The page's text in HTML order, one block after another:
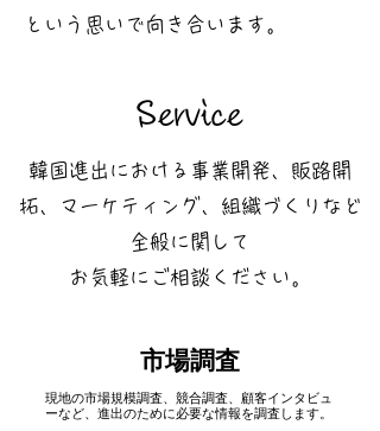
という思いで向き合います。
Service
韓国進出における事業開発、販路開
拓、マーケティング、組織づくりなど
全般に関して
お気軽にご相談ください。
市場調査
現地の市場規模調査、競合調査、顧客インタビュ
ーなど、​進出のために必要な情報を調査します。